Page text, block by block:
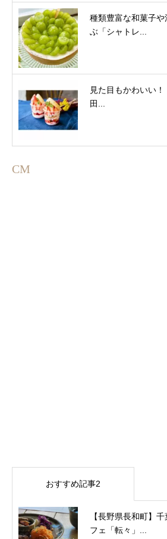
種類豊富な和菓子
ぶ「シャトレ...
見た目もかわいい
田...
CM
おすすめ記事2
【長野県長和町】
フェ「転々」...